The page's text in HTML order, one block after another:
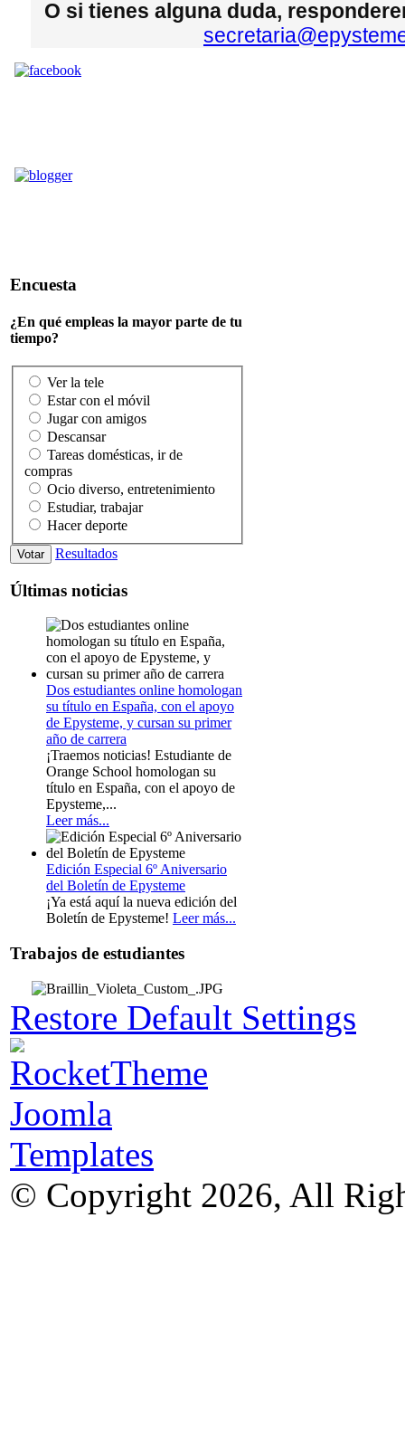
O si tienes alguna duda,
Encuesta
¿En qué empleas la mayor parte de tu
tiempo?
Ver la tele
Estar con el móvil
Jugar con amigos
Descansar
Tareas domésticas, ir de
compras
Ocio diverso, entretenimiento
Estudiar, trabajar
Hacer deporte
Resultados
Últimas noticias
Dos estudiantes online homologan
su título en España, con el apoyo
de Epysteme, y cursan su primer
año de carrera
¡Traemos noticias! Estudiante de
Orange School homologan su
título en España, con el apoyo de
Epysteme,...
Leer más...
Edición Especial 6º Aniversario
del Boletín de Epysteme
¡Ya está aquí la nueva edición del
Boletín de Epysteme! Leer más...
Trabajos de estudiantes
Restore Default Settings
© Copyright 2026, All